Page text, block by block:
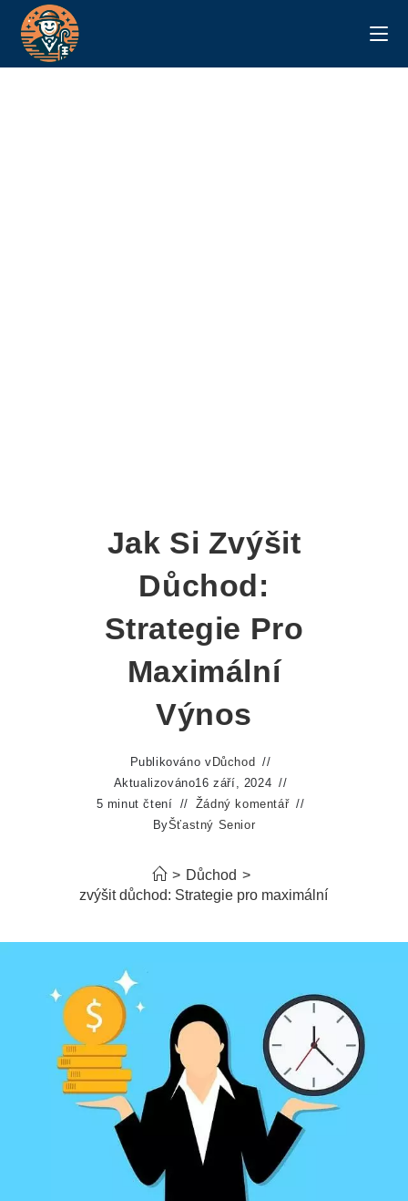
Jak Si Zvýšit
Důchod:
Strategie Pro
Maximální
Výnos
Publikováno v Důchod
Aktualizováno16 září, 2024
5 minut čtení
Žádný komentář
ByŠťastný Senior
> Důchod >
Jak si zvýšit důchod: Strategie pro maximální výnos